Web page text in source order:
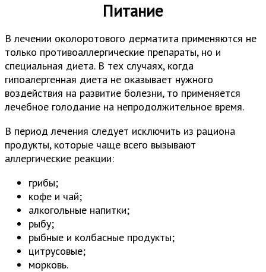
Питание
В лечении околоротового дерматита применяются не
только противоаллергические препараты, но и
специальная диета. В тех случаях, когда
гипоалергенная диета не оказывает нужного
воздействия на развитие болезни, то применяется
лечебное голодание на непродолжительное время.
В период лечения следует исключить из рациона
продукты, которые чаще всего вызывают
аллергические реакции:
грибы;
кофе и чай;
алкогольные напитки;
рыбу;
рыбные и колбасные продукты;
цитрусовые;
морковь.